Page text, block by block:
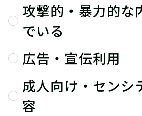
攻撃的・暴力的な
でいる
広告・宣伝利用
成人向け・センシ
容